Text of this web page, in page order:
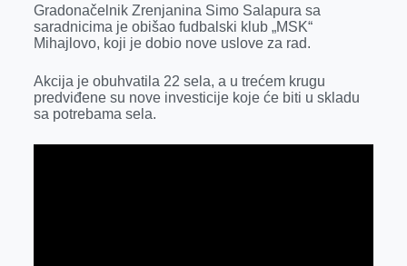
o
k
g
e
I
n
p
p
Gradonačelnik Zrenjanina Simo Salapura sa
saradnicima je obišao fudbalski klub „MSK“
Mihajlovo, koji je dobio nove uslove za rad.
Akcija je obuhvatila 22 sela, a u trećem krugu
predviđene su nove investicije koje će biti u skladu
sa potrebama sela.